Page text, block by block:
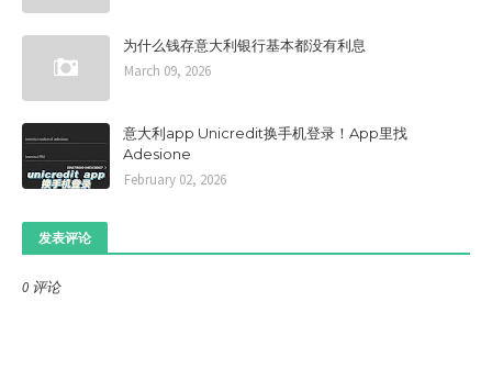
为什么钱存意大利银行基本都没有利息
March 09, 2026
意大利app Unicredit换手机登录！App里找
Adesione
February 02, 2026
发表评论
0 评论